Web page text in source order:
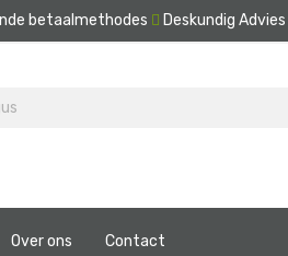
betaalmethodes Deskundig Advies
Over ons Contact